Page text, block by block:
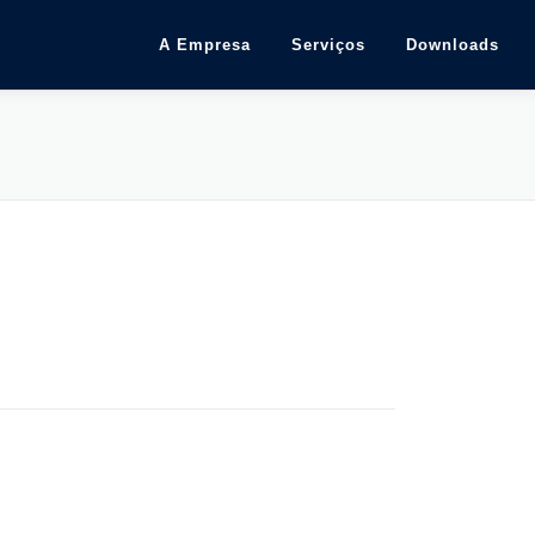
A Empresa Serviços Downloads